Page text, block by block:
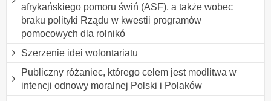
afrykańskiego pomoru świń (ASF), a także wobec
braku polityki Rządu w kwestii programów
pomocowych dla rolnikó
Szerzenie idei wolontariatu
Publiczny różaniec, którego celem jest modlitwa w
intencji odnowy moralnej Polski i Polaków